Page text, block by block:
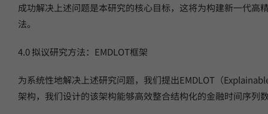
成功解决上述问题是本研究的核心目标，这将为构建新一代
法。
4.0 拟议研究方法：EMDLOT框架
为系统性地解决上述研究问题，我们提出EMDLOT（
架构，我们设计的该架构能够高效整合结构化的金融时间序